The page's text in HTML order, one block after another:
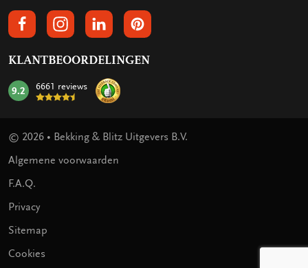
VOLGS ONS OP FACEBOOK
VOLG ONS OP INSTAGRAM
VOLG ONS OP LINKEDIN
VOLG ONS OP PINTEREST
KLANTBEOORDELINGEN
mark:
9.2 6661 reviews
© 2026 • Bekking & Blitz Uitgevers B.V.
Algemene voorwaarden
F.A.Q.
Privacy
Sitemap
Cookies